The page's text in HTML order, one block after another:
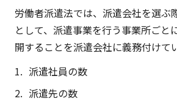
労働者派遣法では、派遣会社を選ぶ
として、派遣事業を行う事業所ごと
開することを派遣会社に義務付けて
派遣社員の数
派遣先の数